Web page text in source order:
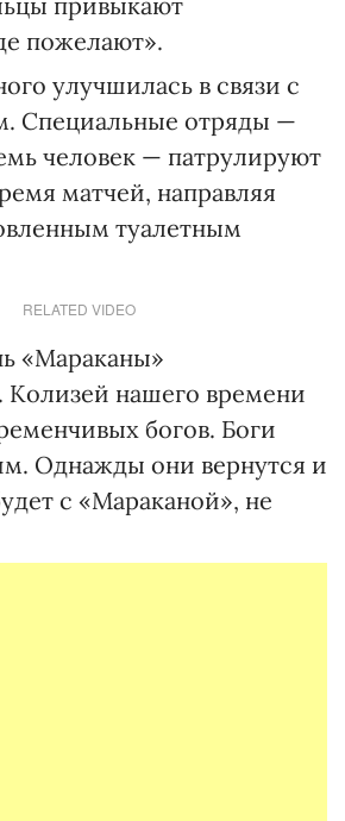
пожелают».
улучшилась в связи с
Специальные отряды —
человек — патрулируют
матчей, направляя
туалетным
RELATED VIDEO
«Мараканы»
Колизей нашего времени
богов. Боги
Однажды они вернутся и
с «Мараканой», не